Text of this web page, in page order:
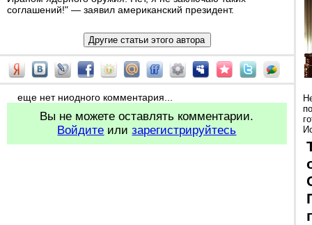
соглашений!" — заявил американский президент.
еще нет ниодного комментария...
Вы не можете оставлять комментарии.
Войдите илизарегистрируйтесь